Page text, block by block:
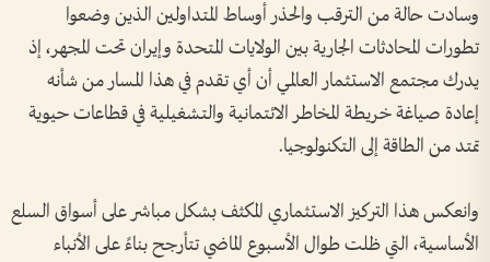
وسادت حالة من الترقب والحذر أوساط المتداولين الذين وضعوا
تطورات المحادثات الجارية بين الولايات المتحدة وإيران تحت المجهر، إذ
يدرك مجتمع الاستثمار العالمي أن أي تقدم في هذا المسار من شأنه
إعادة صياغة خريطة المخاطر الائتمانية والتشغيلية في قطاعات حيوية
تمتد من الطاقة إلى التكنولوجيا.
وانعكس هذا التركيز الاستثماري المكثف بشكل مباشر على أسواق السلع
الأساسية، التي ظلت طوال الأسبوع الماضي تتأرجح بناءً على الأنباء